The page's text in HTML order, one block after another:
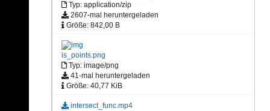
Typ: application/zip
2607-mal heruntergeladen
Größe: 842,00 B
is_points.png
Typ: image/png
41-mal heruntergeladen
Größe: 40,77 KiB
intersect_func.mp4